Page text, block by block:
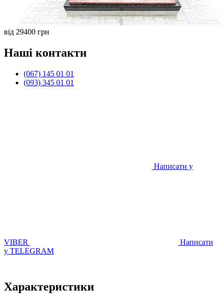
від 29400 грн
Наші контакти
(067) 145 01 01
(093) 345 01 01
Написати у
VIBER
Написати
у TELEGRAM
Характеристики